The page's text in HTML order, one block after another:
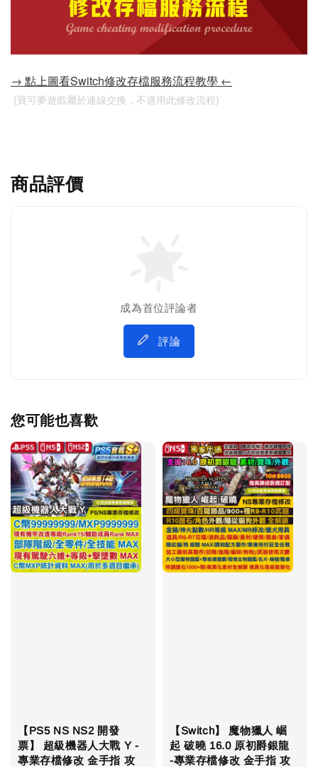
→ 點上圖看Switch修改存檔服務流程教學 ←
(寶可夢遊戲屬於連線交換，不適用此修改流程)
商品評價
成為首位評論者
評論
您可能也喜歡
【PS5 NS NS2 開發
票】 超級機器人大戰 Y -
專業存檔修改 金手指 攻
【Switch】 魔物獵人 崛
起 破曉 16.0 原初爵銀龍
-專業存檔修改 金手指 攻